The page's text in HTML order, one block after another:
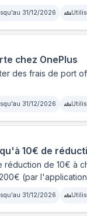
31/12/2026
chez OnePlus
des frais de port
31/12/2026
10€ de
réduction de 10€ à
(par
31/12/2026